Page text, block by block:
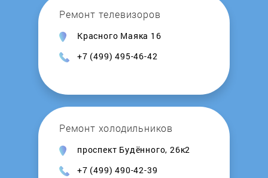
Ремонт телевизоров
Красного Маяка 16
+7 (499) 495-46-42
Ремонт холодильников
проспект Будённого, 26к2
+7 (499) 490-42-39